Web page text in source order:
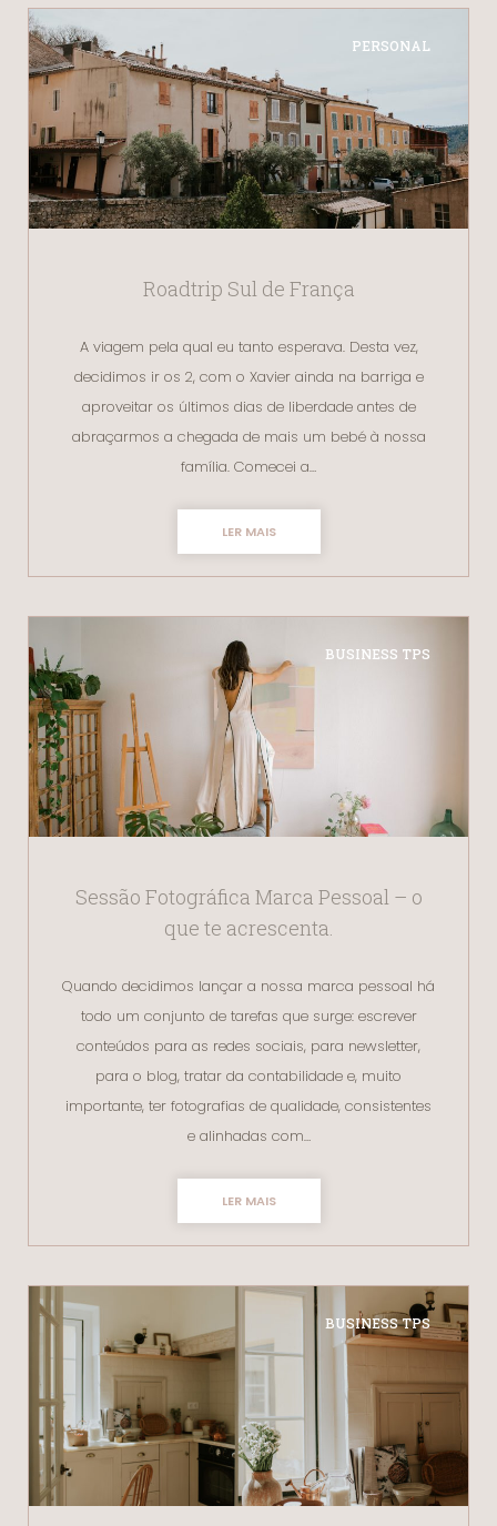
PERSONAL
Roadtrip Sul de França
A viagem pela qual eu tanto esperava. Desta vez,
decidimos ir os 2, com o Xavier ainda na barriga e
aproveitar os últimos dias de liberdade antes de
abraçarmos a chegada de mais um bebé à nossa
família. Comecei a…
LER MAIS
BUSINESS TPS
Sessão Fotográfica Marca Pessoal – o
que te acrescenta.
Quando decidimos lançar a nossa marca pessoal há
todo um conjunto de tarefas que surge: escrever
conteúdos para as redes sociais, para newsletter,
para o blog, tratar da contabilidade e, muito
importante, ter fotografias de qualidade, consistentes
e alinhadas com…
LER MAIS
BUSINESS TPS